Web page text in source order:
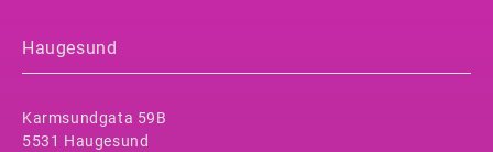
Haugesund
Karmsundgata 59B
5531 Haugesund